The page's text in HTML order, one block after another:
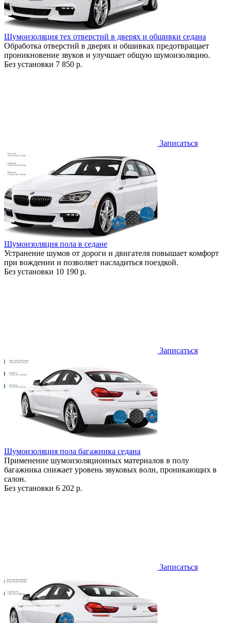
Шумоизоляция тех отверстий в дверях и обшивки седана
Обработка отверстий в дверях и обшивках предотвращает
проникновение звуков и улучшает общую шумоизоляцию.
Без установки 7 850 р.
Записаться
Шумоизоляция пола в седане
Устранение шумов от дороги и двигателя повышает комфорт
при вождении и позволяет насладиться поездкой.
Без установки 10 190 р.
Записаться
Шумоизоляция пола багажника седана
Применение шумоизоляционных материалов в полу
багажника снижает уровень звуковых волн, проникающих в
салон.
Без установки 6 202 р.
Записаться